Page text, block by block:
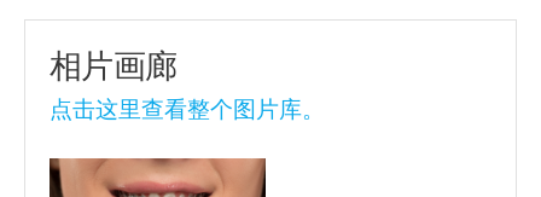
相片画廊
点击这里查看整个图片库。